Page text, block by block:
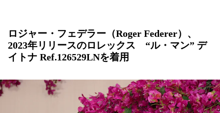
ロジャー・フェデラー（Roger Federer）、
2023年リリースのロレックス “ル・マン” デ
イトナ Ref.126529LNを着用